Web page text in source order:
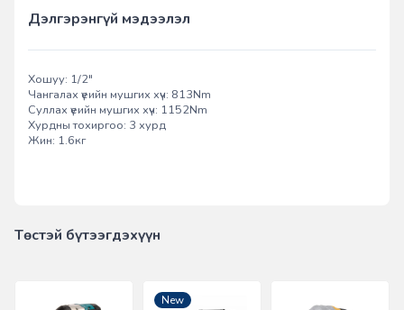
Дэлгэрэнгүй мэдээлэл
Хошуу: 1/2"
Чангалах үеийн мушгих хүч: 813Nm
Суллах үеийн мушгих хүч: 1152Nm
Хурдны тохиргоо: 3 хурд
Жин: 1.6кг
Төстэй бүтээгдэхүүн
New